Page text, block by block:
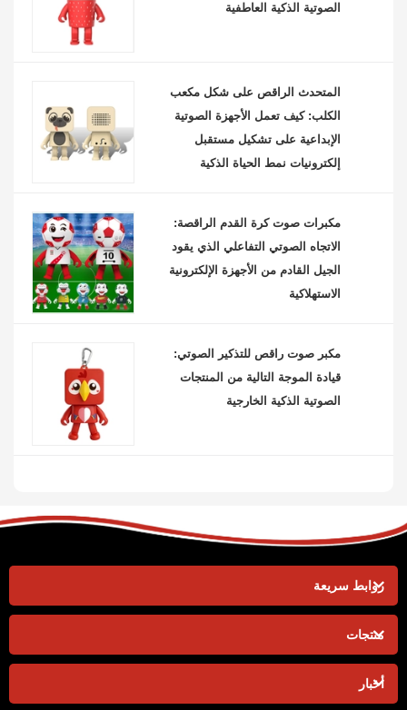
الصوتية الذكية العاطفية
المتحدث الراقص على شكل مكعب
الكلب: كيف تعمل الأجهزة الصوتية
الإبداعية على تشكيل مستقبل
إلكترونيات نمط الحياة الذكية
مكبرات صوت كرة القدم الراقصة:
الاتجاه الصوتي التفاعلي الذي يقود
الجيل القادم من الأجهزة الإلكترونية
الاستهلاكية
مكبر صوت راقص للتذكير الصوتي:
قيادة الموجة التالية من المنتجات
الصوتية الذكية الخارجية
روابط سريعة
منتجات
أخبار